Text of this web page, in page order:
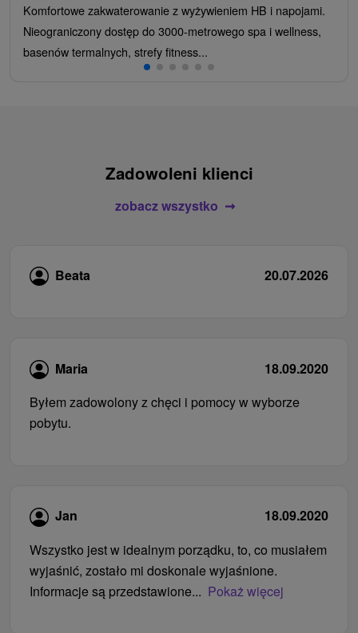
Komfortowe zakwaterowanie z wyżywieniem HB i napojami.
Nieograniczony dostęp do 3000-metrowego spa i wellness,
basenów termalnych, strefy fitness...
Zadowoleni klienci
zobacz wszystko
Beata 20.07.2026
Maria
18.09.2020
Byłem zadowolony z chęci i pomocy w wyborze
pobytu.
Jan
18.09.2020
Wszystko jest w idealnym porządku, to, co musiałem
wyjaśnić, zostało mi doskonale wyjaśnione.
Informacje są przedstawione... Pokaż więcej